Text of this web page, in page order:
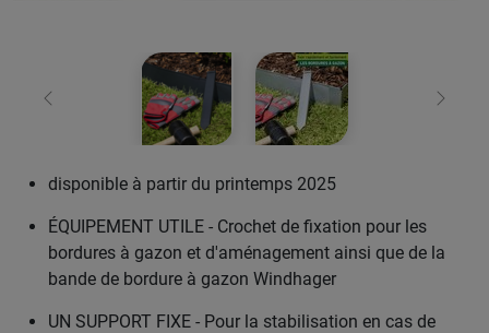
retour
disponible à partir du printemps 2025
ÉQUIPEMENT UTILE - Crochet de fixation pour les
bordures à gazon et d'aménagement ainsi que de la
bande de bordure à gazon Windhager
UN SUPPORT FIXE - Pour la stabilisation en cas de